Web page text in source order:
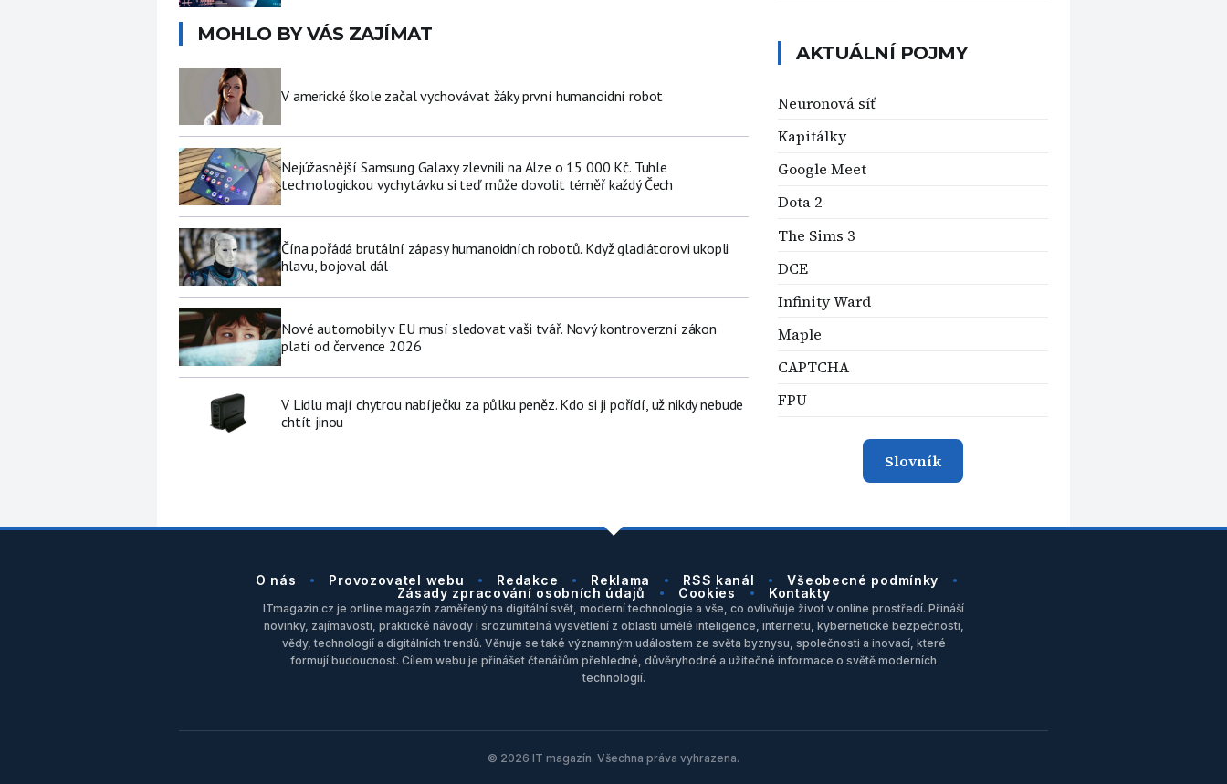
MOHLO BY VÁS ZAJÍMAT
V americké škole začal vychovávat žáky první humanoidní robot
Nejúžasnější Samsung Galaxy zlevnili na Alze o 15 000 Kč. Tuhle
technologickou vychytávku si teď může dovolit téměř každý Čech
Čína pořádá brutální zápasy humanoidních robotů. Když gladiátorovi ukopli
hlavu, bojoval dál
Nové automobily v EU musí sledovat vaši tvář. Nový kontroverzní zákon
platí od července 2026
V Lidlu mají chytrou nabíječku za půlku peněz. Kdo si ji pořídí, už nikdy nebude
chtít jinou
AKTUÁLNÍ POJMY
Neuronová síť
Kapitálky
Google Meet
Dota 2
The Sims 3
DCE
Infinity Ward
Maple
CAPTCHA
FPU
Slovník
O nás Provozovatel webu Redakce Reklama RSS kanál
Všeobecné podmínky
Zásady zpracování osobních údajů
Cookies Kontakty
ITmagazin.cz je online magazín zaměřený na digitální svět, moderní technologie a vše, co ovlivňuje život v online prostředí. Přináší
novinky, zajímavosti, praktické návody i srozumitelná vysvětlení z oblasti umělé inteligence, internetu, kybernetické bezpečnosti,
vědy, technologií a digitálních trendů. Věnuje se také významným událostem ze světa byznysu, společnosti a inovací, které
formují budoucnost. Cílem webu je přinášet čtenářům přehledné, důvěryhodné a užitečné informace o světě moderních
technologií.
© 2026 IT magazín. Všechna práva vyhrazena.